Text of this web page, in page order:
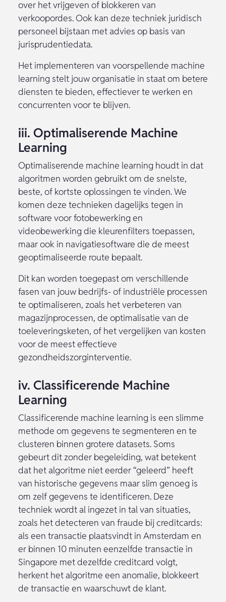
over het vrijgeven of blokkeren van
verkoopordes. Ook kan deze techniek juridisch
personeel bijstaan met advies op basis van
jurisprudentiedata.
Het implementeren van voorspellende machine
learning stelt jouw organisatie in staat om betere
diensten te bieden, effectiever te werken en
concurrenten voor te blijven.
iii. Optimaliserende Machine
Learning
Optimaliserende machine learning houdt in dat
algoritmen worden gebruikt om de snelste,
beste, of kortste oplossingen te vinden. We
komen deze technieken dagelijks tegen in
software voor fotobewerking en
videobewerking die kleurenfilters toepassen,
maar ook in navigatiesoftware die de meest
geoptimaliseerde route bepaalt.
Dit kan worden toegepast om verschillende
fasen van jouw bedrijfs- of industriële processen
te optimaliseren, zoals het verbeteren van
magazijnprocessen, de optimalisatie van de
toeleveringsketen, of het vergelijken van kosten
voor de meest effectieve
gezondheidszorginterventie.
iv. Classificerende Machine
Learning
Classificerende machine learning is een slimme
methode om gegevens te segmenteren en te
clusteren binnen grotere datasets. Soms
gebeurt dit zonder begeleiding, wat betekent
dat het algoritme niet eerder “geleerd” heeft
van historische gegevens maar slim genoeg is
om zelf gegevens te identificeren. Deze
techniek wordt al ingezet in tal van situaties,
zoals het detecteren van fraude bij creditcards:
als een transactie plaatsvindt in Amsterdam en
er binnen 10 minuten eenzelfde transactie in
Singapore met dezelfde creditcard volgt,
herkent het algoritme een anomalie, blokkeert
de transactie en waarschuwt de klant.